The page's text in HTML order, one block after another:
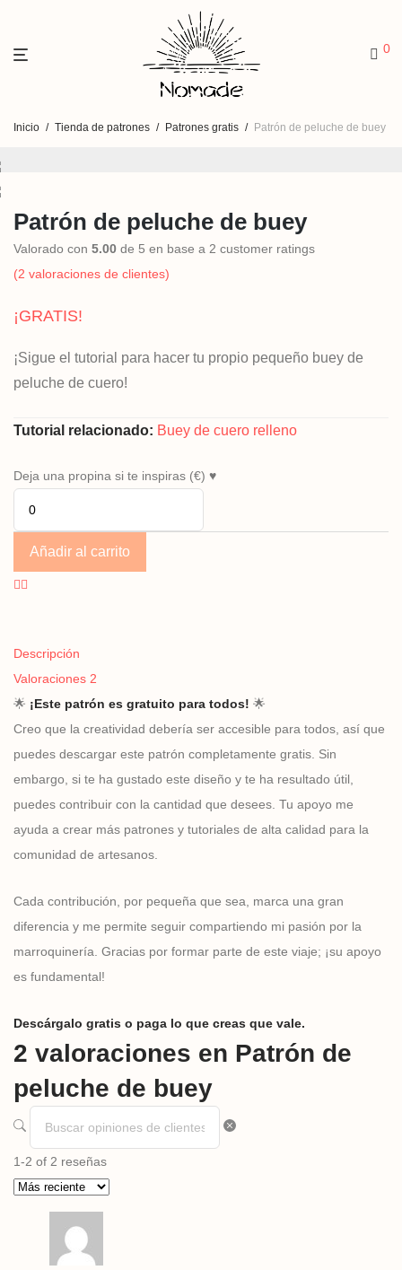
0
Inicio / Tienda de patrones / Patrones gratis / Patrón de peluche de buey
Patrón de peluche de buey
Valorado con 5.00 de 5 en base a 2 customer ratings
(2 valoraciones de clientes)
¡GRATIS!
¡Sigue el tutorial para hacer tu propio pequeño buey de
peluche de cuero!
Tutorial relacionado: Buey de cuero relleno
Deja una propina si te inspiras (€) ♥
Añadir al carrito
Descripción
Valoraciones 2
🌟 ¡Este patrón es gratuito para todos! 🌟
Creo que la creatividad debería ser accesible para todos, así que
puedes descargar este patrón completamente gratis. Sin
embargo, si te ha gustado este diseño y te ha resultado útil,
puedes contribuir con la cantidad que desees. Tu apoyo me
ayuda a crear más patrones y tutoriales de alta calidad para la
comunidad de artesanos.
Cada contribución, por pequeña que sea, marca una gran
diferencia y me permite seguir compartiendo mi pasión por la
marroquinería. Gracias por formar parte de este viaje; ¡su apoyo
es fundamental!
Descárgalo gratis o paga lo que creas que vale.
2 valoraciones en Patrón de
peluche de buey
1-2 of 2 reseñas